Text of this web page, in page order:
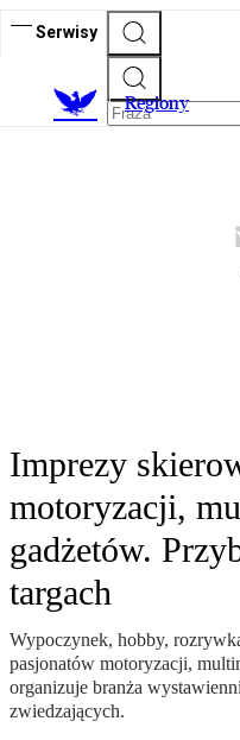
Serwisy
Regiony
Imprezy
motoryzacji,
gadżetów.
targach
Wypoczynek, hobby,
pasjonatów motoryzacji,
organizuje branża
zwiedzających.